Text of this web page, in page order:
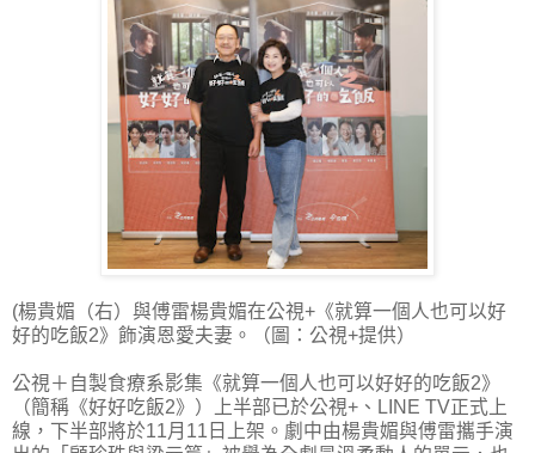
(楊貴媚（右）與傅雷楊貴媚在公視+《就算一個人也可以好
好的吃飯2》飾演恩愛夫妻。（圖：公視+提供）
公視＋自製食療系影集《就算一個人也可以好好的吃飯2》
（簡稱《好好吃飯2》）上半部已於公視+、LINE TV正式上
線，下半部將於11月11日上架。劇中由楊貴媚與傅雷攜手演